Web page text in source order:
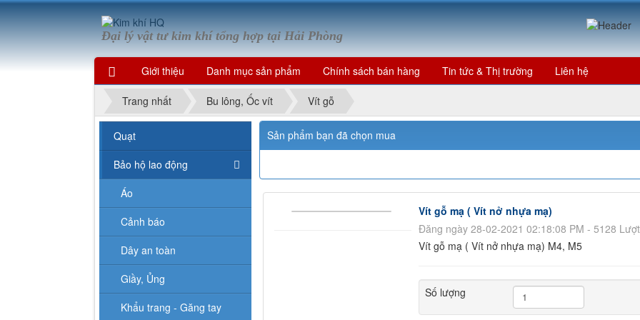
Đại lý vật tư kim khí tổng hợp tại Hải Phòng
Giới thiệu Danh mục sản phẩm Chính sách bán hàng Tin tức & Thị trường Liên hệ
Trang nhất Bu lông, Ốc vít Vít gỗ
Sản phẩm bạn đã chọn mua
Vít gỗ mạ ( Vít nở nhựa mạ)
Đăng ngày 28-02-2021 02:18:08 PM - 5128
Vít gỗ mạ ( Vít nở nhựa mạ) M4, M5
Số lượng
Quạt
Bảo hộ lao động
Áo
Cảnh báo
Dây an toàn
Giầy, Ủng
Khẩu trang - Găng tay